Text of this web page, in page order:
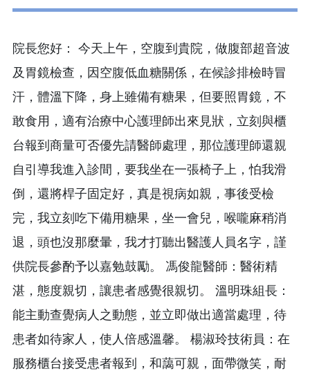
院長您好： 今天上午，空腹到貴院，做腹部超音波
及胃鏡檢查，因空腹低血糖關係，在候診排檢時冒
汗，體溫下降，身上雖備有糖果，但要照胃鏡，不
敢食用，適有治療中心護理師出來見狀，立刻與櫃
台報到商量可否優先請醫師處理，那位護理師還親
自引導我進入診間，要我坐在一張椅子上，怕我滑
倒，還將桿子固定好，真是視病如親，事後受檢
完，我立刻吃下備用糖果，坐一會兒，喉嚨麻稍消
退，頭也沒那麼暈，我才打聽出醫護人員名字，謹
供院長參酌予以嘉勉鼓勵。 馮俊龍醫師：醫術精
湛，態度親切，讓患者感覺很親切。 溫明珠組長：
能主動查覺病人之動態，並立即做出適當處理，待
患者如待家人，使人倍感溫馨。 楊淑玲技術員：在
服務櫃台接受患者報到，和藹可親，面帶微笑，耐